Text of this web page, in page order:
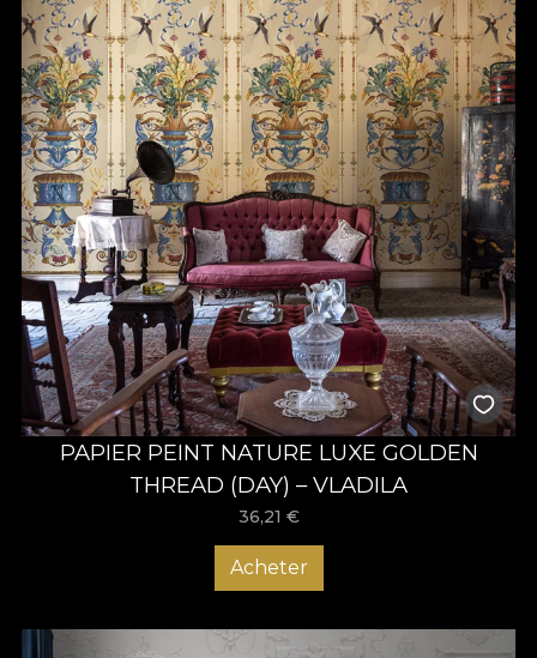
PAPIER PEINT NATURE LUXE GOLDEN
THREAD (DAY) – VLADILA
36,21 €
Acheter